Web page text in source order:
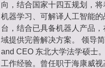
向，结合国家十四五规划，
机器学习、可解译人工智能
台，结合已具备机器人产品
域提供完善解决方案。 领导
and CEO 东北大学法学硕士
工作经验。曾任职于海康威